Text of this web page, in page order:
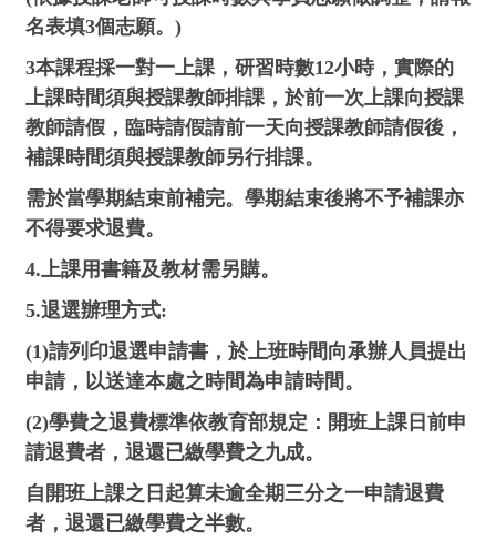
名表填3個志願。)
3本課程採一對一上課，研習時數12小時，實際的
上課時間須與授課教師排課，於前一次上課向授課
教師請假，臨時請假請前一天向授課教師請假後，
補課時間須與授課教師另行排課。
需於當學期結束前補完。學期結束後將不予補課亦
不得要求退費。
4.上課用書籍及教材需另購。
5.退選辦理方式:
(1)請列印退選申請書，於上班時間向承辦人員提出
申請，以送達本處之時間為申請時間。
(2)學費之退費標準依教育部規定：開班上課日前申
請退費者，退還已繳學費之九成。
自開班上課之日起算未逾全期三分之一申請退費
者，退還已繳學費之半數。